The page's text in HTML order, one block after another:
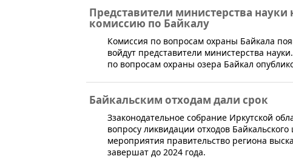
Представители министерства
комиссию по Байкалу
​Комиссия по вопросам охраны Байкала
войдут представители министерства
по вопросам охраны озера Байкал
Байкальским отходам дали срок
​Ззаконодательное собрание Иркутской
вопросу ликвидации отходов
мероприятия правительство региона
завершат до 2024 года.